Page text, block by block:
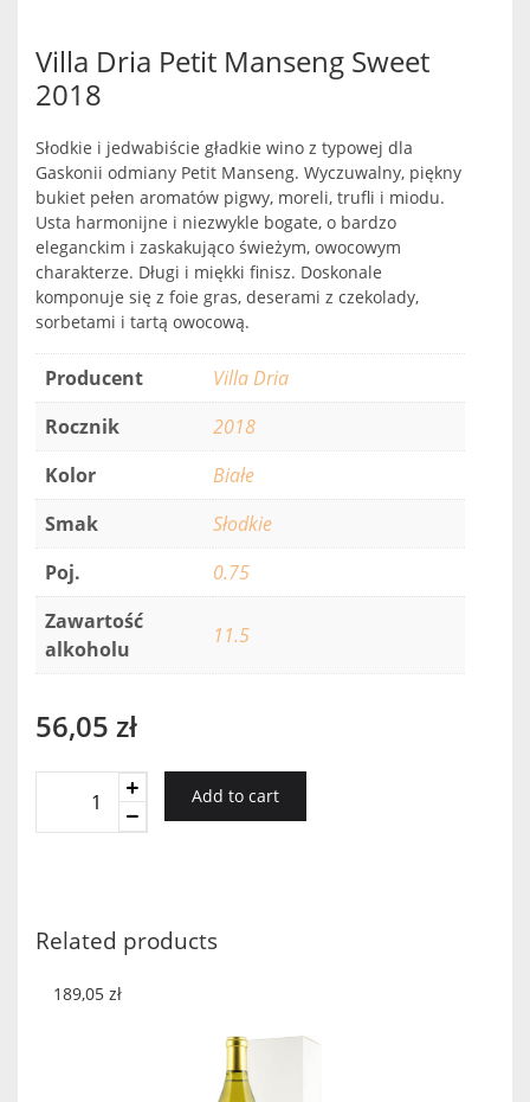
Villa Dria Petit Manseng Sweet
2018
Słodkie i jedwabiście gładkie wino z typowej dla
Gaskonii odmiany Petit Manseng. Wyczuwalny, piękny
bukiet pełen aromatów pigwy, moreli, trufli i miodu.
Usta harmonijne i niezwykle bogate, o bardzo
eleganckim i zaskakująco świeżym, owocowym
charakterze. Długi i miękki finisz. Doskonale
komponuje się z foie gras, deserami z czekolady,
sorbetami i tartą owocową.
Producent
Villa Dria
Rocznik
2018
Kolor
Białe
Smak
Słodkie
Poj.
0.75
Zawartość
alkoholu
11.5
56,05 zł
2018
quantity
Add to cart
Related products
189,05 zł